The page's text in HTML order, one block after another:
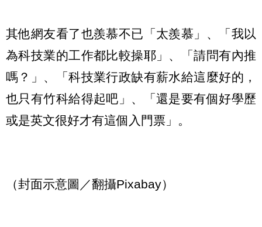
其他網友看了也羨慕不已「太羨慕」、「我以
為科技業的工作都比較操耶」、「請問有內推
嗎？」、「科技業行政缺有薪水給這麼好的，
也只有竹科給得起吧」、「還是要有個好學歷
或是英文很好才有這個入門票」。
（封面示意圖／翻攝Pixabay）